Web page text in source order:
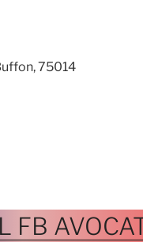
75014
FB